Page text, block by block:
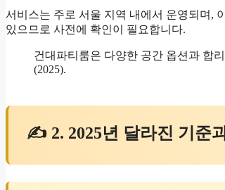
서비스는 주로 서울 지역 내에서 운영되며,
있으므로 사전에 확인이 필요합니다.
건대파티룸은 다양한 공간 옵션과 합
(2025).
✍ 2. 2025년 달라진 기준